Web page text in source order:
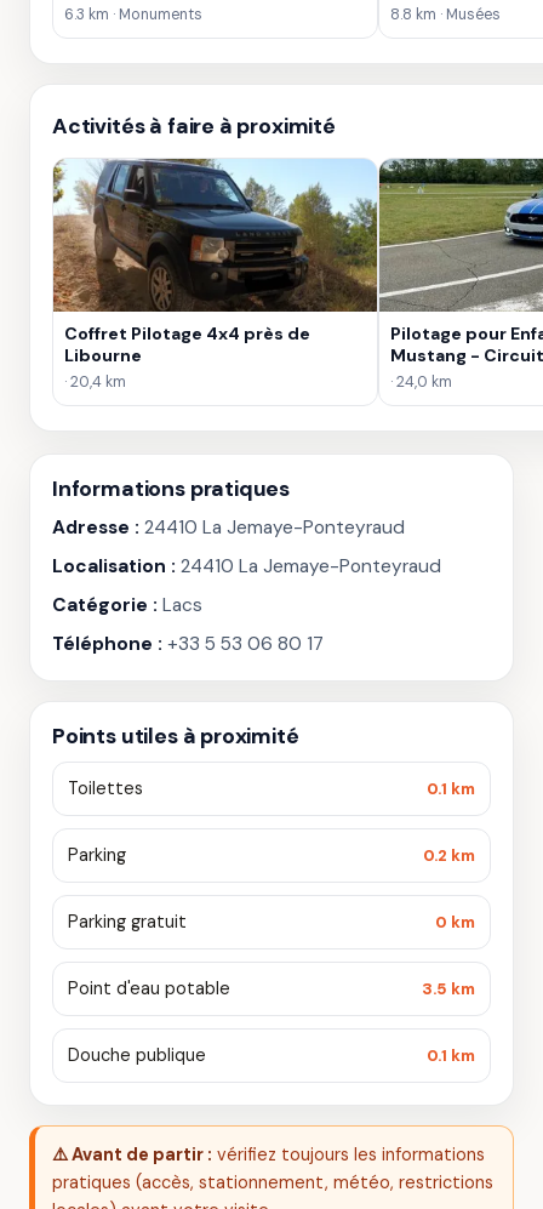
6.3 km · Monuments 8.8 km · Musées
Activités à faire à proximité
Coffret Pilotage 4x4 près de
Libourne
· 20,4 km
Pilotage pour
Mustang -
Saintonge
· 24,0 km
Informations pratiques
Adresse : 24410 La Jemaye-Ponteyraud
Localisation : 24410 La Jemaye-Ponteyraud
Catégorie : Lacs
Téléphone : +33 5 53 06 80 17
Points utiles à proximité
Toilettes 0.1 km
Parking 0.2 km
Parking gratuit 0 km
Point d'eau potable 3.5 km
Douche publique 0.1 km
⚠️ Avant de partir : vérifiez toujours les informations
pratiques (accès, stationnement, météo, restrictions